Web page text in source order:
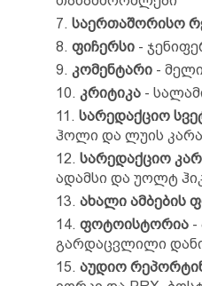
საერთაშორისო
ფიჩერსი -
კომენტარი -
კრიტიკა -
სარედაქციო
ჰოლი და ლუის
სარედაქციო
ადამსი და უოლტ
ახალი ამბების
ფოტოისტორია -
გარდაცვლილი
აუდიო